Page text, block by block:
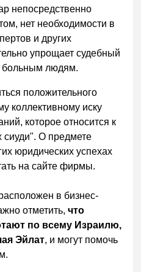
непосредственно
нет необходимости в
и других
упрощает судебный
больным людям.
положительного
коллективному иску
которое относится к
сиуди". О предмете
юридических успехах
на сайте фирмы.
в бизнес-
отметить,что
по всему Израилю,
Эйлат, и могут помочь